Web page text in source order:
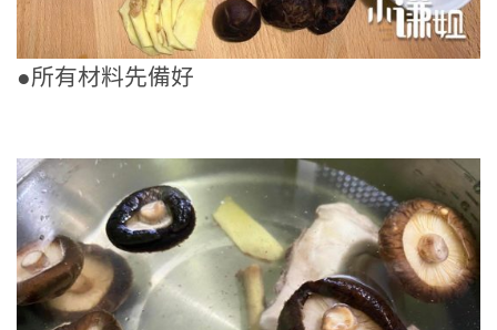
●所有材料先備好